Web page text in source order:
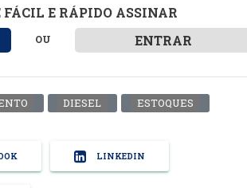
FÁCIL E RÁPIDO ASSINAR
OU ENTRAR
DIESEL ESTOQUES
LINKEDIN